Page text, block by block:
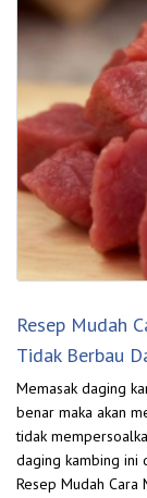
Resep Mudah
Tidak Berbau
Memasak daging
benar maka akan
tidak
daging kambing ini
Resep Mudah Cara